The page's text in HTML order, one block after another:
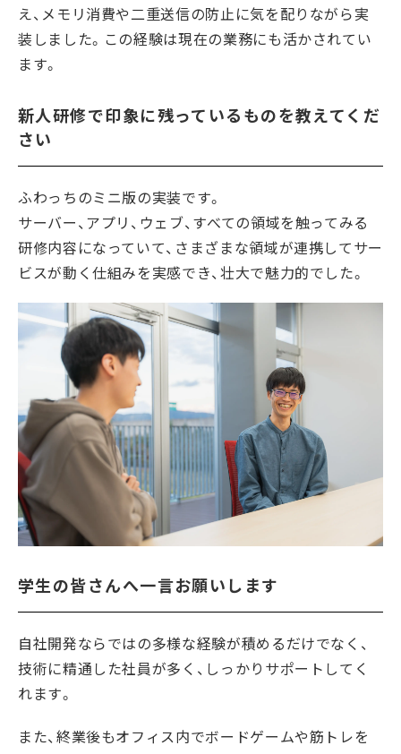
え、メモリ消費や二重送信の防止に気を配りながら実
装しました。この経験は現在の業務にも活かされてい
ます。
新人研修で印象に残っているものを教えてくだ
さい
ふわっちのミニ版の実装です。
サーバー、アプリ、ウェブ、すべての領域を触ってみる
研修内容になっていて、さまざまな領域が連携してサー
ビスが動く仕組みを実感でき、壮大で魅力的でした。
学生の皆さんへ一言お願いします
自社開発ならではの多様な経験が積めるだけでなく、
技術に精通した社員が多く、しっかりサポートしてく
れます。
また、終業後もオフィス内でボードゲームや筋トレを